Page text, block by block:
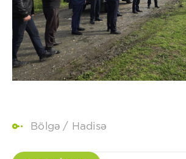
Bölgə / Hadisə